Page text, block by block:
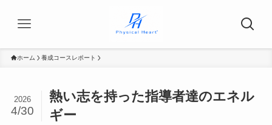
ホーム 養成コースレポート
熱い志を持った指導者達のエネル
ギー
2026
4/30